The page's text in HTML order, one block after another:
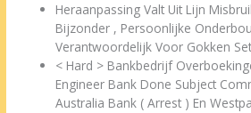
Heraanpassing Valt Uit Lijn
Bijzonder , Persoonlijke
Verantwoordelijk Voor Gokken
< Hard > Bankbedrijf
Engineer Bank Done Subject
Australia Bank ( Arrest ) En